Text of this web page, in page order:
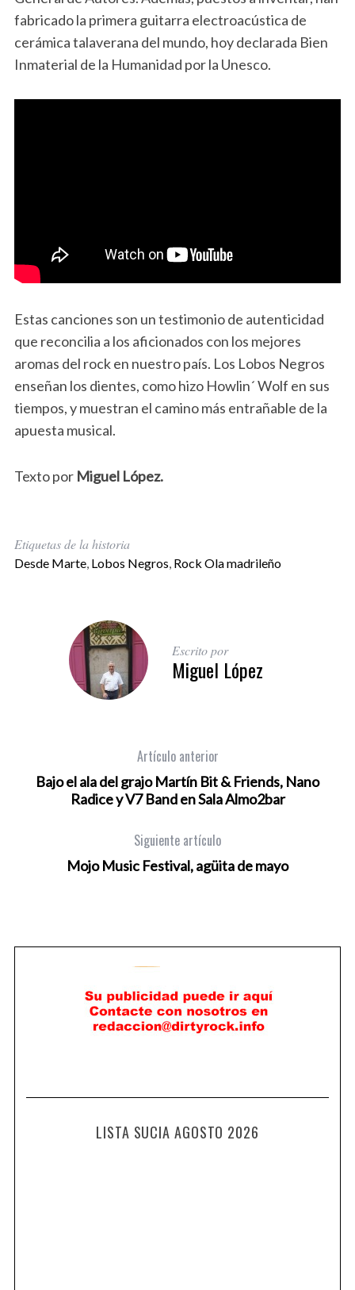
fabricado la primera guitarra electroacústica de
cerámica talaverana del mundo, hoy declarada Bien
Inmaterial de la Humanidad por la Unesco.
Estas canciones son un testimonio de autenticidad
que reconcilia a los aficionados con los mejores
aromas del rock en nuestro país. Los Lobos Negros
enseñan los dientes, como hizo Howlin´ Wolf en sus
tiempos, y muestran el camino más entrañable de la
apuesta musical.
Texto por Miguel López.
Etiquetas de la historia
Desde Marte, Lobos Negros Rock Ola madrileño
Escrito por
Miguel López
Artículo anterior
Bajo el ala del grajo Martín Bit & Friends, Nano
Radice y V7 Band en Sala Almo2bar
Siguiente artículo
Mojo Music Festival, agüita de mayo
LISTA SUCIA AGOSTO 2026